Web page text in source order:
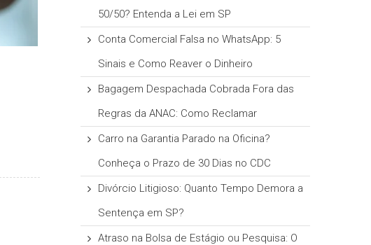
50/50? Entenda a Lei em SP
Conta Comercial Falsa no WhatsApp: 5
Sinais e Como Reaver o Dinheiro
Bagagem Despachada Cobrada Fora das
Regras da ANAC: Como Reclamar
Carro na Garantia Parado na Oficina?
Conheça o Prazo de 30 Dias no CDC
Divórcio Litigioso: Quanto Tempo Demora a
Sentença em SP?
Atraso na Bolsa de Estágio ou Pesquisa: O